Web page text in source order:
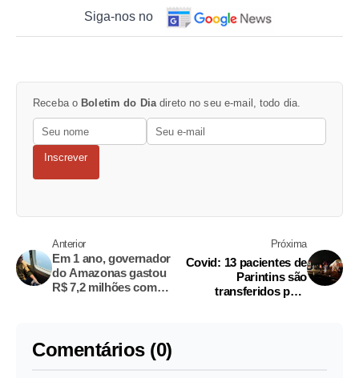
Siga-nos no
Receba o Boletim do Dia direto no seu e-mail, todo dia.
Inscrever
Anterior
Em 1 ano, governador
do Amazonas gastou
R$ 7,2 milhões com
Próxima
Covid: 13 pacientes de
Parintins são
transferidos para
Comentários (0)